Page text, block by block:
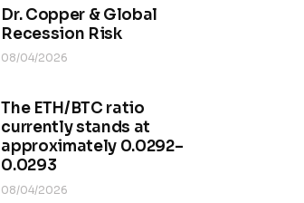
Dr. Copper & Global
Recession Risk
08/04/2026
The ETH/BTC ratio
currently stands at
approximately 0.0292–
0.0293
08/04/2026